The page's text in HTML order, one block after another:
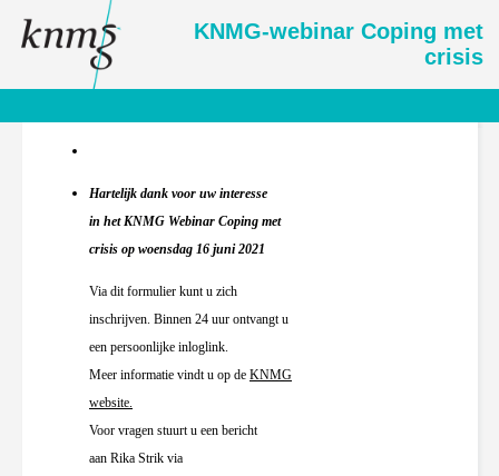
KNMG-webinar Coping met
crisis
Hartelijk dank voor uw interesse
in het KNMG Webinar Coping met
crisis op woensdag 16 juni 2021
Via dit formulier kunt u zich
inschrijven. Binnen 24 uur ontvangt u
een persoonlijke inloglink.
Meer informatie vindt u op de KNMG
website.
Voor vragen stuurt u een bericht
aan Rika Strik via